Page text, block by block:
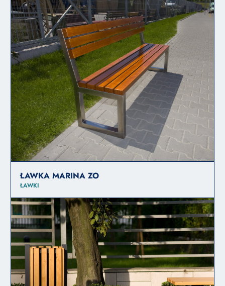
ŁAWKA MARINA ZO
ŁAWKI